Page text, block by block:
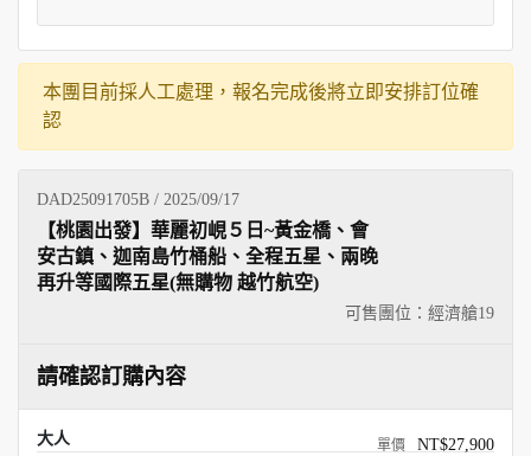
本團目前採人工處理，報名完成後將立即安排訂位確
認
DAD25091705B / 2025/09/17
可售團位：經濟艙19
【桃園出發】華麗初峴５日~黃金橋、會
安古鎮、迦南島竹桶船、全程五星、兩晚
再升等國際五星(無購物 越竹航空)
請確認訂購內容
大人 NT$27,900